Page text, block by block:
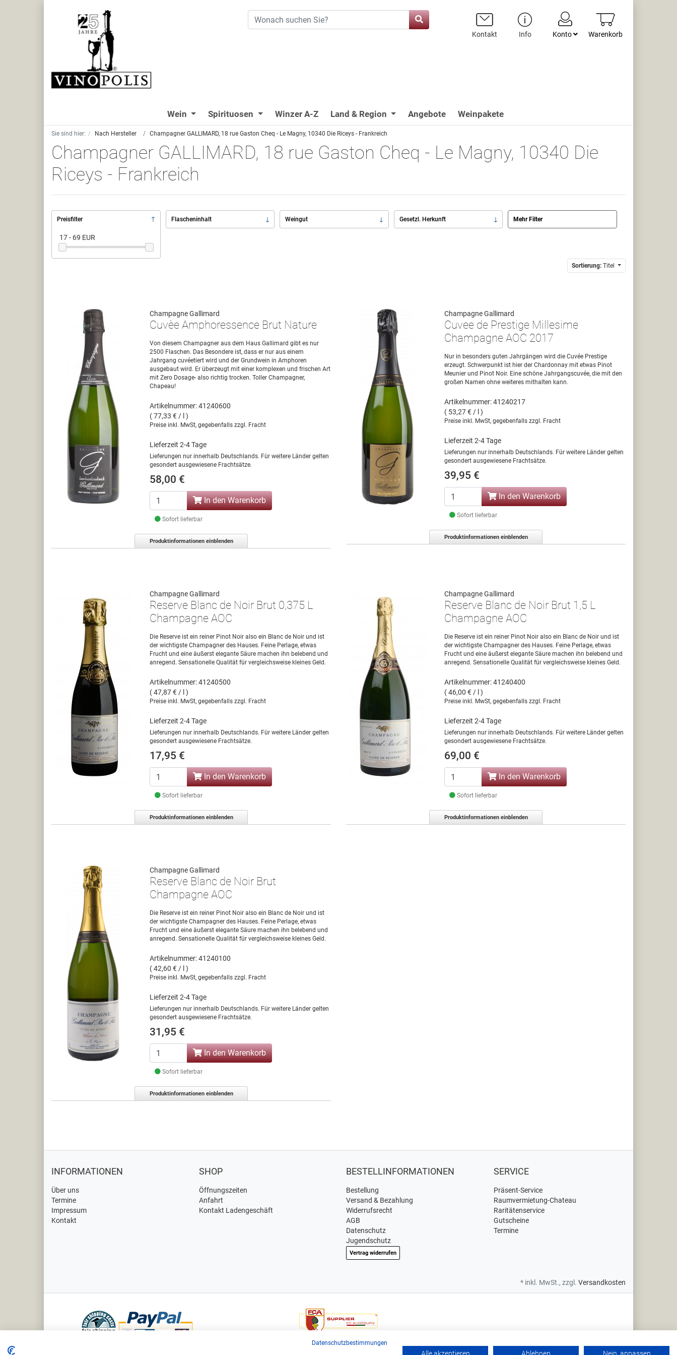
Warenkorb
Konto
Info
Kontakt
Wein Spirituosen Winzer A-Z Land & Region Angebote Weinpakete
Sie sind hier: Nach Hersteller Champagner GALLIMARD, 18 rue Gaston Cheq - Le Magny, 10340 Die Riceys - Frankreich
Champagner GALLIMARD, 18 rue Gaston Cheq - Le Magny, 10340 Die
Riceys - Frankreich
Preisfilter
17 - 69 EUR
Flascheninhalt Weingut Gesetzl. Herkunft Mehr Filter
Sortierung: Titel
Champagne Gallimard
Cuvèe Amphoressence Brut Nature
Von diesem Champagner aus dem Haus Gallimard gibt es nur
2500 Flaschen. Das Besondere ist, dass er nur aus einem
Jahrgang cuvéetiert wird und der Grundwein in Amphoren
ausgebaut wird. Er überzeugt mit einer komplexen und frischen Art
mit Zero Dosage- also richtig trocken. Toller Champagner,
Chapeau!
Artikelnummer: 41240600
( 77,33 € / l )
Preise inkl. MwSt, gegebenfalls zzgl. Fracht
Lieferzeit 2-4 Tage
Lieferungen nur innerhalb Deutschlands. Für weitere Länder gelten
gesondert ausgewiesene Frachtsätze.
58,00 €
In den Warenkorb
Sofort lieferbar
Produktinformationen einblenden
Champagne Gallimard
Cuvee de Prestige Millesime
Champagne AOC 2017
Nur in besonders guten Jahrgängen wird die Cuvée Prestige
erzeugt. Schwerpunkt ist hier der Chardonnay mit etwas Pinot
Meunier und Pinot Noir. Eine schöne Jahrgangscuvée, die mit den
großen Namen ohne weiteres mithalten kann.
Artikelnummer: 41240217
( 53,27 € / l )
Preise inkl. MwSt, gegebenfalls zzgl. Fracht
Lieferzeit 2-4 Tage
Lieferungen nur innerhalb Deutschlands. Für weitere Länder gelten
gesondert ausgewiesene Frachtsätze.
39,95 €
In den Warenkorb
Sofort lieferbar
Produktinformationen einblenden
Champagne Gallimard
Reserve Blanc de Noir Brut 0,375 L
Champagne AOC
Die Reserve ist ein reiner Pinot Noir also ein Blanc de Noir und ist
der wichtigste Champagner des Hauses. Feine Perlage, etwas
Frucht und eine äußerst elegante Säure machen ihn belebend und
anregend. Sensationelle Qualität für vergleichsweise kleines Geld.
Artikelnummer: 41240500
( 47,87 € / l )
Preise inkl. MwSt, gegebenfalls zzgl. Fracht
Lieferzeit 2-4 Tage
Lieferungen nur innerhalb Deutschlands. Für weitere Länder gelten
gesondert ausgewiesene Frachtsätze.
17,95 €
In den Warenkorb
Sofort lieferbar
Produktinformationen einblenden
Champagne Gallimard
Reserve Blanc de Noir Brut 1,5 L
Champagne AOC
Die Reserve ist ein reiner Pinot Noir also ein Blanc de Noir und ist
der wichtigste Champagner des Hauses. Feine Perlage, etwas
Frucht und eine äußerst elegante Säure machen ihn belebend und
anregend. Sensationelle Qualität für vergleichsweise kleines Geld.
Artikelnummer: 41240400
( 46,00 € / l )
Preise inkl. MwSt, gegebenfalls zzgl. Fracht
Lieferzeit 2-4 Tage
Lieferungen nur innerhalb Deutschlands. Für weitere Länder gelten
gesondert ausgewiesene Frachtsätze.
69,00 €
In den Warenkorb
Sofort lieferbar
Produktinformationen einblenden
Champagne Gallimard
Reserve Blanc de Noir Brut
Champagne AOC
Die Reserve ist ein reiner Pinot Noir also ein Blanc de Noir und ist
der wichtigste Champagner des Hauses. Feine Perlage, etwas
Frucht und eine äußerst elegante Säure machen ihn belebend und
anregend. Sensationelle Qualität für vergleichsweise kleines Geld.
Artikelnummer: 41240100
( 42,60 € / l )
Preise inkl. MwSt, gegebenfalls zzgl. Fracht
Lieferzeit 2-4 Tage
Lieferungen nur innerhalb Deutschlands. Für weitere Länder gelten
gesondert ausgewiesene Frachtsätze.
31,95 €
In den Warenkorb
Sofort lieferbar
Produktinformationen einblenden
INFORMATIONEN
Über uns
Termine
Impressum
Kontakt
SHOP
Öffnungszeiten
Anfahrt
Kontakt Ladengeschäft
BESTELLINFORMATIONEN
Bestellung
Versand & Bezahlung
Widerrufsrecht
AGB
Datenschutz
Jugendschutz
Vertrag widerrufen
SERVICE
Präsent-Service
Raumvermietung-Chateau
Raritätenservice
Gutscheine
Termine
* inkl. MwSt., zzgl. Versandkosten
Bundesligisten FC Augsburg.
Datenschutzbestimmungen